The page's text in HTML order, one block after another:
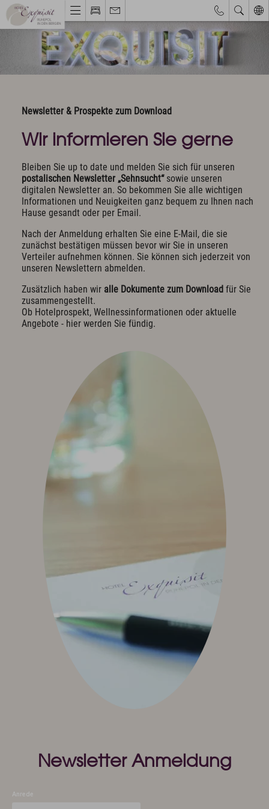
Webcams & Wetterbericht Eventkalender
Einzigartige Lage
Philosophie & Architektur
Das Exquisit-Team
Bilder & Impressionen
Zimmer & Angebote
Bestpreisgarantie
Exquisite Angebote
Inklusivleistungen
Allgäu Walser Pass Premium
Exquisit Business - Tagen & Feiern
Kulinarik & Genuss
Frühstück im Hotel
Feiern & Hochzeiten
Übersichtsplan & Öffnungszeiten
Spa Bereich
Spa Anwendungen
Aktivprogramm inklusive
Exquisit Bergwanderwochen 2026
Kontakt
Newsletter & Prospekte zum Download
Wir informieren Sie gerne
Bleiben Sie up to date und melden Sie sich für unseren
postalischen Newsletter „Sehnsucht“sowie unseren
digitalen Newsletter an. So bekommen Sie alle wichtigen
Informationen und Neuigkeiten ganz bequem zu Ihnen nach
Hause gesandt oder per Email.
Nach der Anmeldung erhalten Sie eine E-Mail, die sie
zunächst bestätigen müssen bevor wir Sie in unseren
Verteiler aufnehmen können. Sie können sich jederzeit von
unseren Newslettern abmelden.
Zusätzlich haben wir alle Dokumente zum Download für Sie
zusammengestellt.
Ob Hotelprospekt, Wellnessinformationen oder aktuelle
Angebote - hier werden Sie fündig.
Newsletter Anmeldung